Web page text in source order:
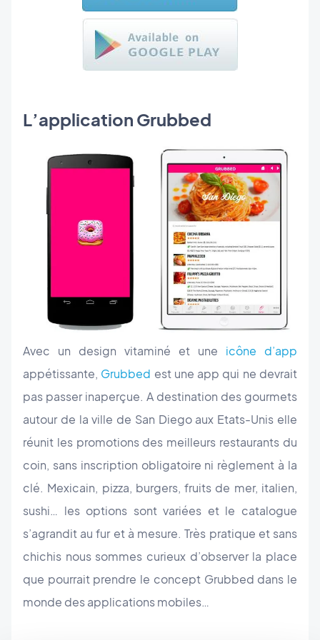
L’application Grubbed
Avec un design vitaminé et une icône d’app
appétissante, Grubbed est une app qui ne devrait
pas passer inaperçue. A destination des gourmets
autour de la ville de San Diego aux Etats-Unis elle
réunit les promotions des meilleurs restaurants du
coin, sans inscription obligatoire ni règlement à la
clé. Mexicain, pizza, burgers, fruits de mer, italien,
sushi… les options sont variées et le catalogue
s’agrandit au fur et à mesure. Très pratique et sans
chichis nous sommes curieux d’observer la place
que pourrait prendre le concept Grubbed dans le
monde des applications mobiles…